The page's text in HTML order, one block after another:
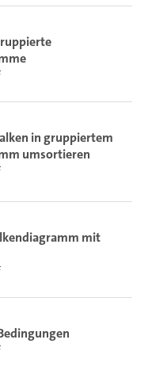
in gruppiertem
umsortieren
mit